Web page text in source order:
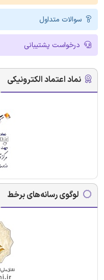
سوالات متداول
درخواست پشتیبانی
نماد اعتماد الکترونیکی
لوگوی رسانه‌های برخط